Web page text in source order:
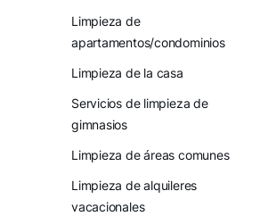
Limpieza de
apartamentos/condominios
Limpieza de la casa
Servicios de limpieza de
gimnasios
Limpieza de áreas comunes
Limpieza de alquileres
vacacionales